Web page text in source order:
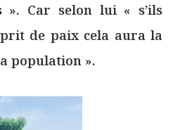
». Car selon lui « s’ils
de paix cela aura la
population ».